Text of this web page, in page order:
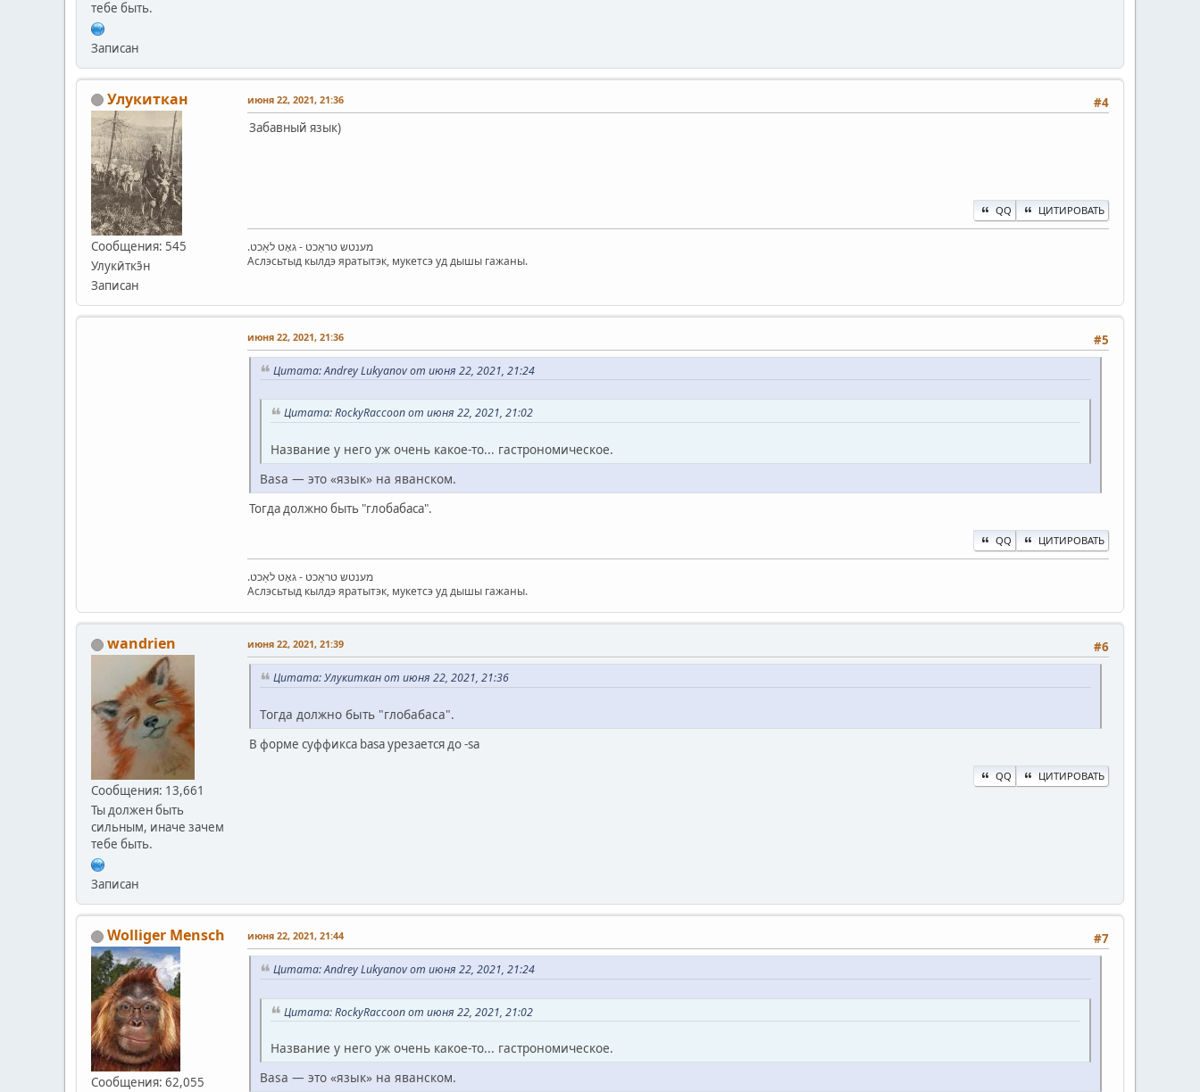
тебе быть.
Записан
Улукиткан
Сообщения: 545
Улукӣткэ̄н
Записан
#4
июня 22, 2021, 21:36
Забавный язык)
QQ ЦИТИРОВАТЬ
.מענטש טראַכט - גאָט לאַכט
Аслэсьтыд кылдэ яратытэк, мукетсэ уд дышы гажаны.
#5
июня 22, 2021, 21:36
Цитата: Andrey Lukyanov от июня 22, 2021, 21:24
Цитата: RockyRaccoon от июня 22, 2021, 21:02
Название у него уж очень какое-то... гастрономическое.
Basa — это «язык» на яванском.
Тогда должно быть "глобабаса".
QQ ЦИТИРОВАТЬ
.מענטש טראַכט - גאָט לאַכט
Аслэсьтыд кылдэ яратытэк, мукетсэ уд дышы гажаны.
wandrien
Сообщения: 13,661
Ты должен быть
сильным, иначе зачем
тебе быть.
Записан
#6
июня 22, 2021, 21:39
Цитата: Улукиткан от июня 22, 2021, 21:36
Тогда должно быть "глобабаса".
В форме суффикса basa урезается до -sa
QQ ЦИТИРОВАТЬ
Wolliger Mensch
Сообщения: 62,055
#7
июня 22, 2021, 21:44
Цитата: Andrey Lukyanov от июня 22, 2021, 21:24
Цитата: RockyRaccoon от июня 22, 2021, 21:02
Название у него уж очень какое-то... гастрономическое.
Basa — это «язык» на яванском.